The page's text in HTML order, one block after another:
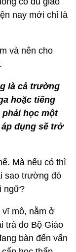
nay mới chỉ là
và nên cho
là cả trường
hoặc tiếng
phải học một
p dụng sẽ trở
Mà nếu có thì
sao trường đó
ngữ?
vĩ mô, nằm ở
trà do Bộ Giáo
bàn đến vấn